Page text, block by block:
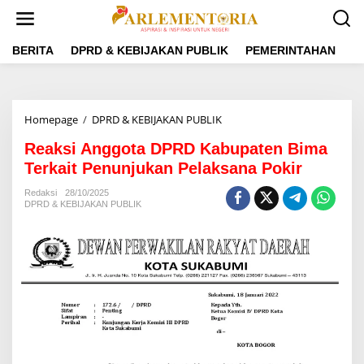
t
BERITA DPRD & KEBIJAKAN PUBLIK PEMERINTAHAN
Homepage / DPRD & KEBIJAKAN PUBLIK
a
k
s
A
g
g
o
t
a
D
P
Reaksi Anggota DPRD Kabupaten Bima
Terkait Penunjukan Pelaksana Pokir
Redaksi
28/10/2025
DPRD & KEBIJAKAN PUBLIK